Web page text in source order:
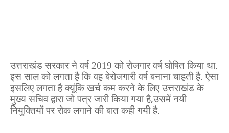
उत्तराखंड सरकार ने वर्ष 2019 को रोजगार वर्ष घोषित किया था.
इस साल को लगता है कि वह बेरोजगारी वर्ष बनाना चाहती है. ऐसा
इसलिए लगता है क्यूंकि खर्च कम करने के लिए उत्तराखंड के
मुख्य सचिव द्वारा जो पत्र जारी किया गया है,उसमें नयी
नियुक्तियों पर रोक लगाने की बात कही गयी है.